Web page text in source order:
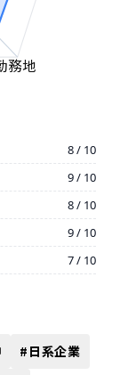
務地
8 / 10
9 / 10
8 / 10
9 / 10
7 / 10
# 日系企業